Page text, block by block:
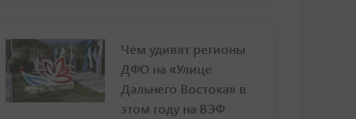
Чем удивят регионы
ДФО на «Улице
Дальнего Востока» в
этом году на ВЭФ